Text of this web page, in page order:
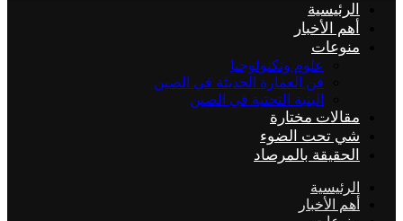
الرئيسية
أهم الأخبار
منوعات
علوم وتكنولوجيا
فن العمارة الحديثة في الصين
البنية التحتية في الصين
مقالات مختارة
شي تحت الضوء
الحقيقة بالمرصاد
الرئيسية
أهم الأخبار